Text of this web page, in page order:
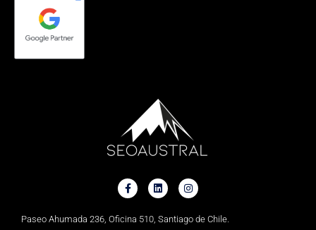
Paseo Ahumada 236, Oficina 510, Santiago de Chile.